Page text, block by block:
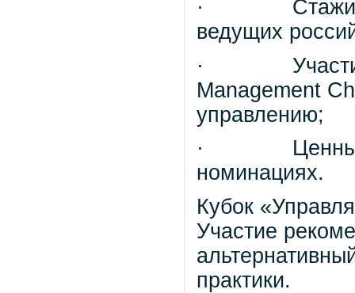
·
ведущих
· Участие в
Management
управлению;
· Ценные
номинациях.
Кубок
Участие
практики.